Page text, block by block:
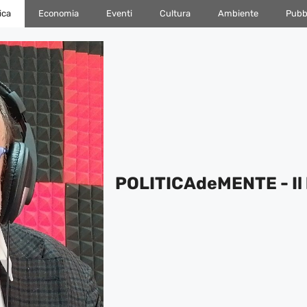
Economia Eventi Cultura Ambiente
POLITICAdeMENTE -